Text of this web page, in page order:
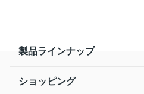
製品ラインナップ
ショッピング